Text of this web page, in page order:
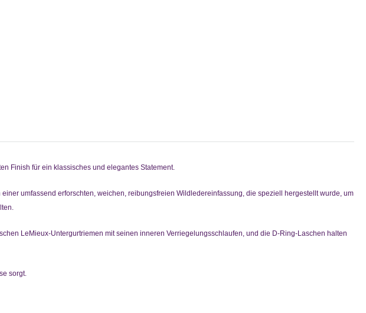
Finish für ein klassisches und elegantes Statement.
umfassend erforschten, weichen, reibungsfreien Wildledereinfassung, die speziell hergestellt wurde, um
LeMieux-Untergurtriemen mit seinen inneren Verriegelungsschlaufen, und die D-Ring-Laschen halten
sorgt.